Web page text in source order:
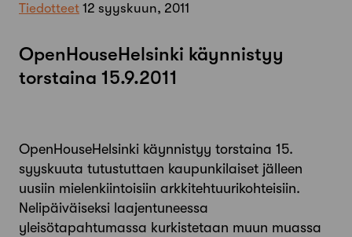
Tiedotteet 12 syyskuun, 2011
OpenHouseHelsinki käynnistyy
torstaina 15.9.2011
OpenHouseHelsinki käynnistyy torstaina 15.
syyskuuta tutustuttaen kaupunkilaiset jälleen
uusiin mielenkiintoisiin arkkitehtuurikohteisiin.
Nelipäiväiseksi laajentuneessa
yleisötapahtumassa kurkistetaan muun muassa